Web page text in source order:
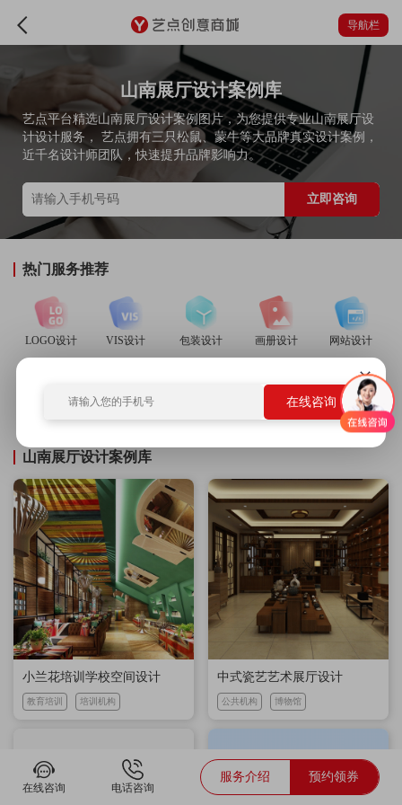
导航栏
山南展厅设计案例库
艺点平台精选山南展厅设计案例图片，为您提供专业山南展厅设
计设计服务， 艺点拥有三只松鼠、蒙牛等大品牌真实设计案例，
近千名设计师团队，快速提升品牌影响力。
立即咨询
热门服务推荐
LOGO设计 VIS设计 包装设计 画册设计 网站设计
吉祥物设计 电商设计 展厅设计 品牌策划
山南展厅设计案例库
小兰花培训学校空间设计
教育培训 培训机构
中式瓷艺艺术展厅设计
公共机构 博物馆
在线咨询 电话咨询
服务介绍 预约领券
在线咨询